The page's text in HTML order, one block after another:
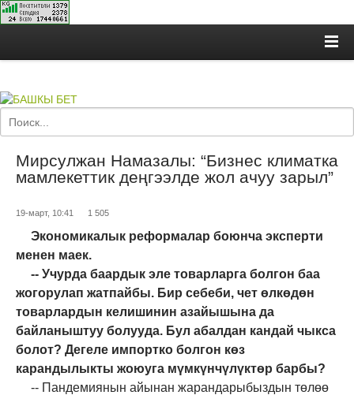
Мирсулжан Намазалы: “Бизнес климатка
мамлекеттик деңгээлде жол ачуу зарыл”
19-март, 10:41 1 505
Экономикалык реформалар боюнча эксперти
менен маек.
-- Учурда баардык эле товарларга болгон баа
жогорулап жатпайбы. Бир себеби, чет өлкөдөн
товарлардын келишинин азайышына да
байланыштуу болууда. Бул абалдан кандай чыкса
болот? Дегеле импортко болгон көз
карандылыкты жоюуга мүмкүнчүлүктөр барбы?
-- Пандемиянын айынан жарандарыбыздын төлөө